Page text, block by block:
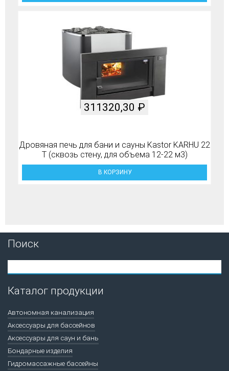
Дровяная печь для бани и сауны Kastor KARHU 22
T (сквозь стену, для объема 12-22 м3)
311320,30 ₽
В КОРЗИНУ
Поиск
Каталог продукции
Автономная канализация
Аксессуары для бассейнов
Аксессуары для саун и бань
Бондарные изделия
Гидромассажные бассейны